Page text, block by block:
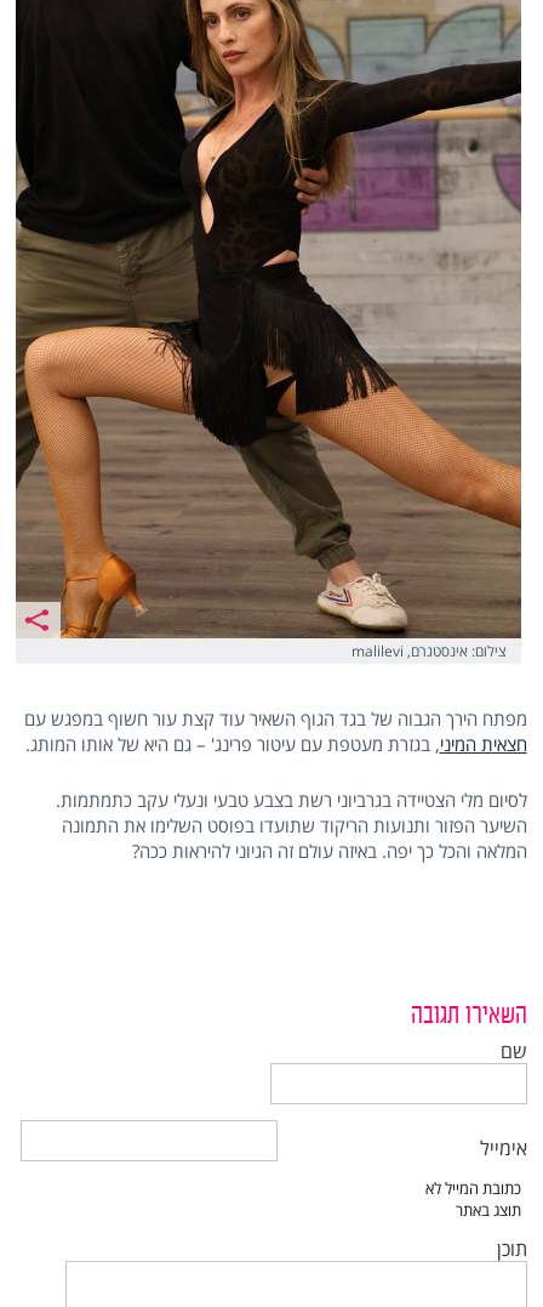
צילום: אינסטגרם, malilevi
מפתח הירך הגבוה של בגד הגוף השאיר עוד קצת עור חשוף במפגש עם
חצאית המיני, בגזרת מעטפת עם עיטור פרינג' – גם היא של אותו המותג.
לסיום מלי הצטיידה בגרביוני רשת בצבע טבעי ונעלי עקב כתמתמות.
השיער הפזור ותנועות הריקוד שתועדו בפוסט השלימו את התמונה
המלאה והכל כך יפה. באיזה עולם זה הגיוני להיראות ככה?
השאירו תגובה
שם
אימייל
תוכן